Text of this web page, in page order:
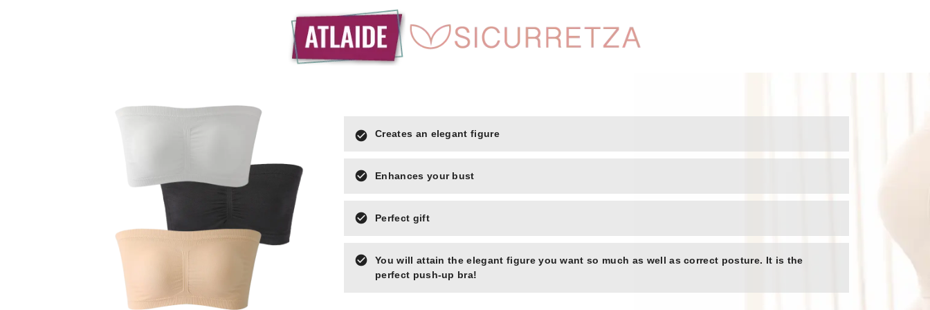
check_circle Creates an elegant figure
check_circle Enhances your bust
check_circle Perfect gift
check_circle
You will attain the elegant figure you want so much as well as correct posture. It is the
perfect push-up bra!